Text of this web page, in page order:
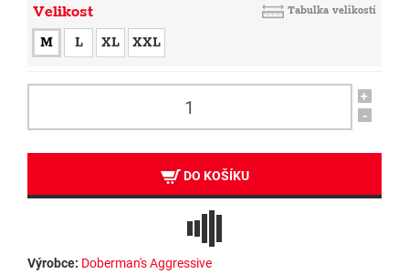
Velikost Tabulka velikostí
M L XL XXL
+
-
DO KOŠÍKU
Výrobce: Doberman's Aggressive